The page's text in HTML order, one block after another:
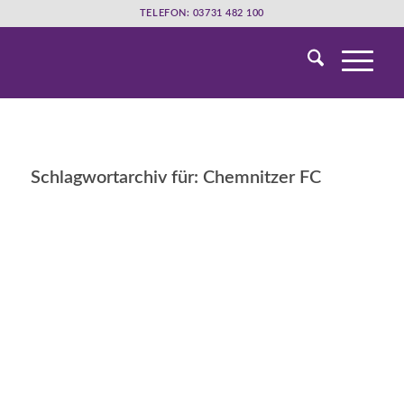
TELEFON: 03731 482 100
Schlagwortarchiv für: Chemnitzer FC